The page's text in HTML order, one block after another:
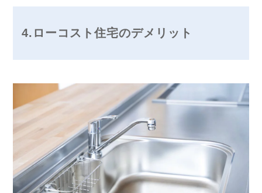
4.ローコスト住宅のデメリット